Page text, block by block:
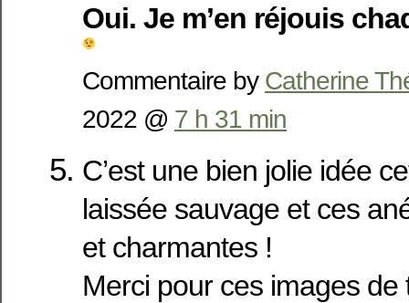
Oui. Je m’en réjouis
Commentaire by Catherine
2022 @ 7 h 31 min
C’est une bien jolie idée
laissée sauvage et ces
et charmantes !
Merci pour ces images de